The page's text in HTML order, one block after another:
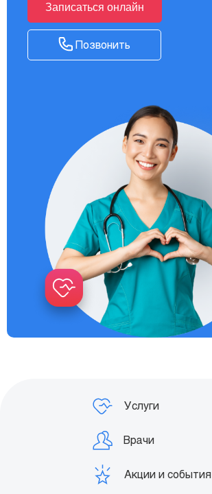
Записаться онлайн
Позвонить
Услуги
Врачи
Акции и события